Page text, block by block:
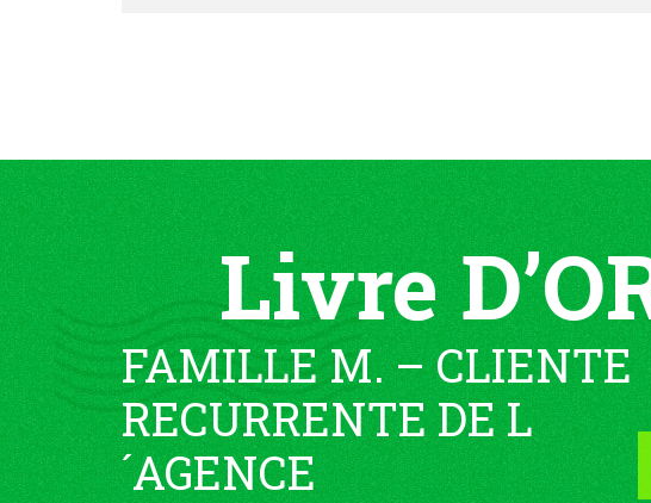
Livre
FAMILLE M. – CLIENTE
RECURRENTE DE L
´AGENCE